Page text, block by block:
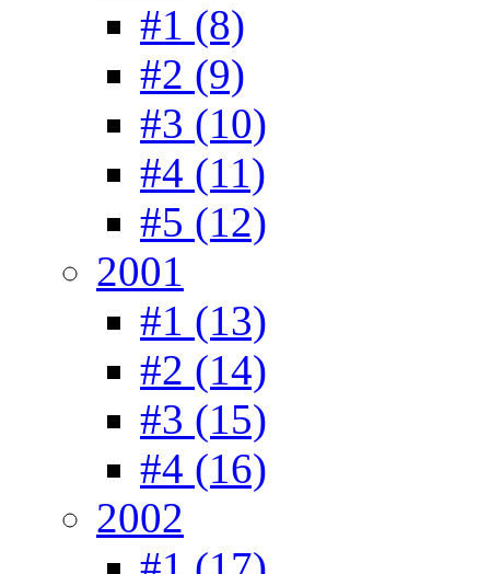
#1 (8)
#2 (9)
#3 (10)
#4 (11)
#5 (12)
2001
#1 (13)
#2 (14)
#3 (15)
#4 (16)
2002